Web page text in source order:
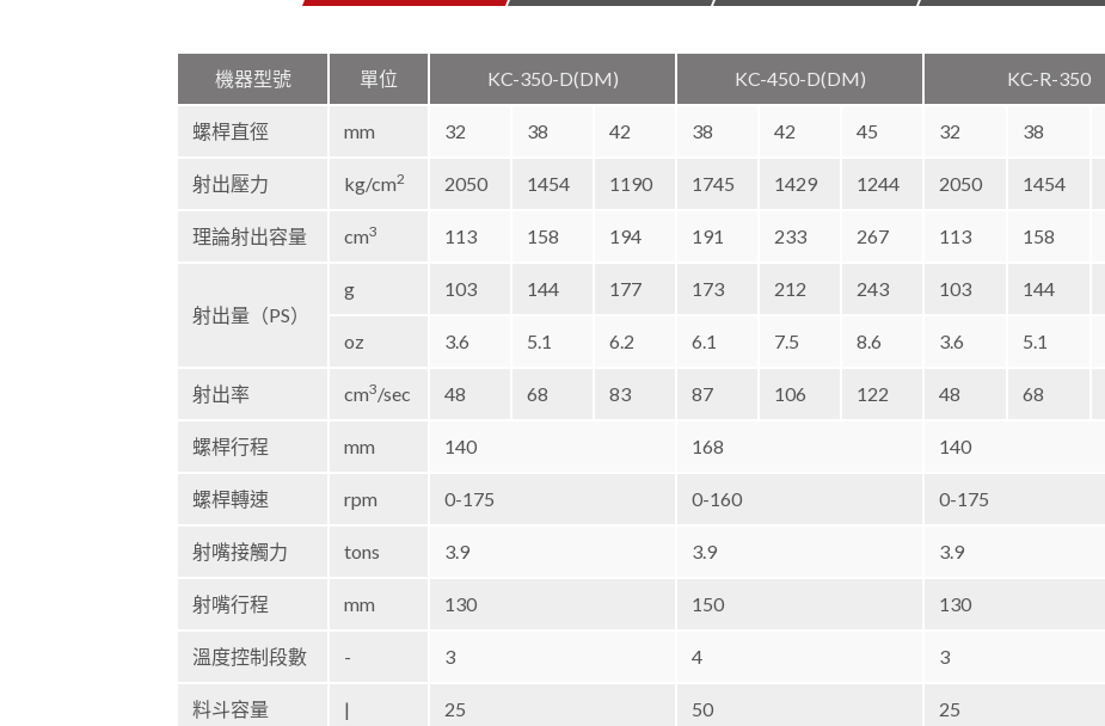
機器型號 單位
螺桿直徑 mm
射出壓力 kg/cm2
理論射出容量 cm3
射出量（PS）
g
oz
射出率 cm3/sec
螺桿行程 mm
螺桿轉速 rpm
射嘴接觸力 tons
射嘴行程 mm
溫度控制段數 -
料斗容量 |
KC-350-D(DM) KC-450-D(DM) KC-R-350
32 38 42 38 42 45 32 38
2050 1454 1190 1745 1429 1244 2050 1454
113 158 194 191 233 267 113 158
103 144 177 173 212 243 103 144
3.6 5.1 6.2 6.1 7.5 8.6 3.6 5.1
48 68 83 87 106 122 48 68
140 168 140
0-175 0-160 0-175
3.9 3.9 3.9
130 150 130
3 4 3
25 50 25